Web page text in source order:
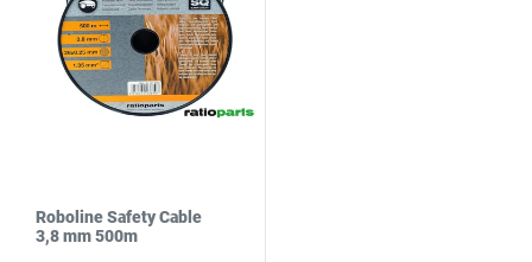
Roboline Safety Cable
3,8 mm 500m